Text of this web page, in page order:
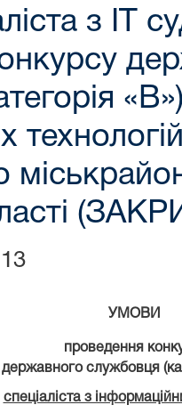
з ІТ
УМОВИ
проведення
державного службовця
спеціаліста з